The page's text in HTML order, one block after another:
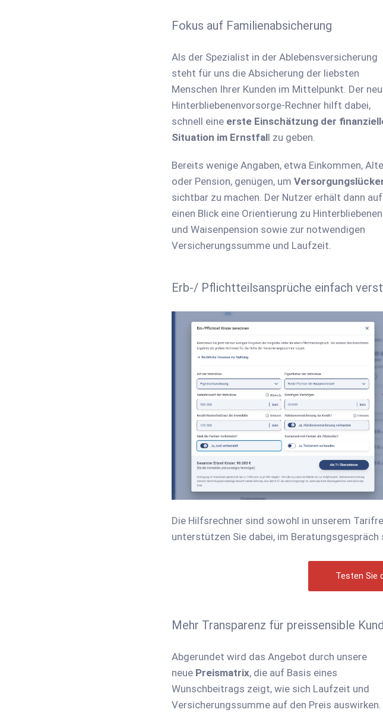
Fokus auf Familienabsicherung
Als der Spezialist in der Ablebensversicherung
steht für uns die Absicherung der liebsten
Menschen Ihrer Kunden im Mittelpunkt. Der
Hinterbliebenenvorsorge-Rechner hilft dabei,
schnell eine erste Einschätzung der
Situation im Ernstfall zu geben.
Bereits wenige Angaben, etwa Einkommen,
oder Pension, genügen, um
sichtbar zu machen. Der Nutzer erhält dann auf
einen Blick eine Orientierung zu
und Waisenpension sowie zur notwendigen
Versicherungssumme und Laufzeit.
Erb-/ Pflichtteilsansprüche einfach
Die Hilfsrechner sind sowohl in unserem
unterstützen Sie dabei, im
Testen Sie
Mehr Transparenz für preissensible
Abgerundet wird das Angebot durch unsere
neue Preismatrix, die auf Basis eines
Wunschbeitrags zeigt, wie sich Laufzeit und
Versicherungssumme auf den Preis auswirken.